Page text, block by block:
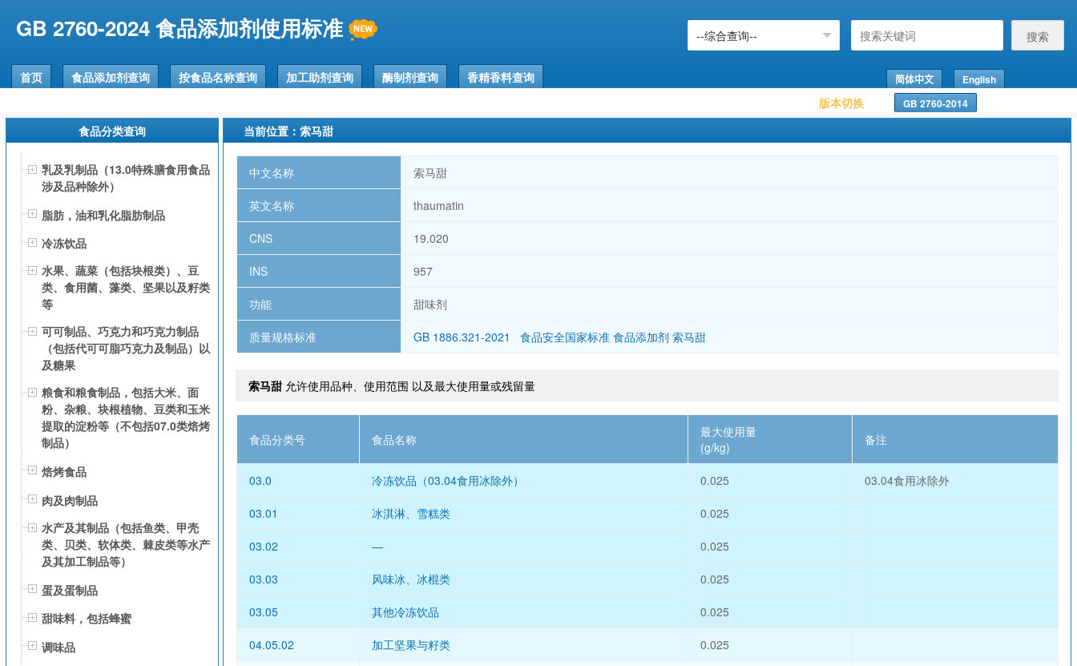
GB 2760-2024 食品添加剂使用标准 搜索
首页 食品添加剂查询 按食品名称查询 加工助剂查询 酶制剂查询
香精香料查询
版本切换
简体中文
English
GB 2760-2014
食品分类查询
乳及乳制品（13.0特殊膳食用食品
涉及品种除外）
脂肪，油和乳化脂肪制品
冷冻饮品
水果、蔬菜（包括块根类）、豆
类、食用菌、藻类、坚果以及籽类
等
可可制品、巧克力和巧克力制品
（包括代可可脂巧克力及制品）以
及糖果
粮食和粮食制品，包括大米、面
粉、杂粮、块根植物、豆类和玉米
提取的淀粉等（不包括07.0类焙烤
制品）
焙烤食品
肉及肉制品
水产及其制品（包括鱼类、甲壳
类、贝类、软体类、棘皮类等水产
及其加工制品等）
蛋及蛋制品
甜味料，包括蜂蜜
调味品
当前位置：索马甜
中文名称 索马甜
英文名称 thaumatin
CNS 19.020
INS 957
功能 甜味剂
质量规格标准 GB 1886.321-2021 食品安全国家标准 食品添加剂 索马甜
索马甜 允许使用品种、使用范围 以及最大使用量或残留量
食品分类号 食品名称
最大使用量
(g/kg)
备注
03.0 冷冻饮品（03.04食用冰除外） 0.025 03.04食用冰除外
03.01 冰淇淋、雪糕类 0.025
03.02 — 0.025
03.03 风味冰、冰棍类 0.025
03.05 其他冷冻饮品 0.025
04.05.02 加工坚果与籽类 0.025